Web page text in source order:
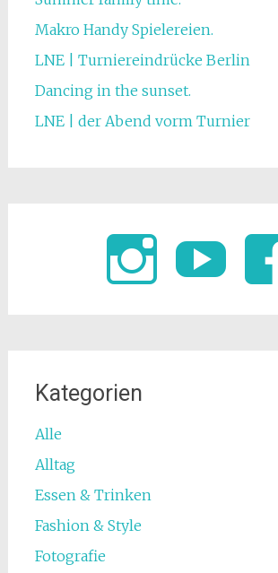
Makro Handy Spielereien.
LNE | Turniereindrücke Berlin
Dancing in the sunset.
LNE | der Abend vorm Turnier
Kategorien
Alle
Alltag
Essen & Trinken
Fashion & Style
Fotografie